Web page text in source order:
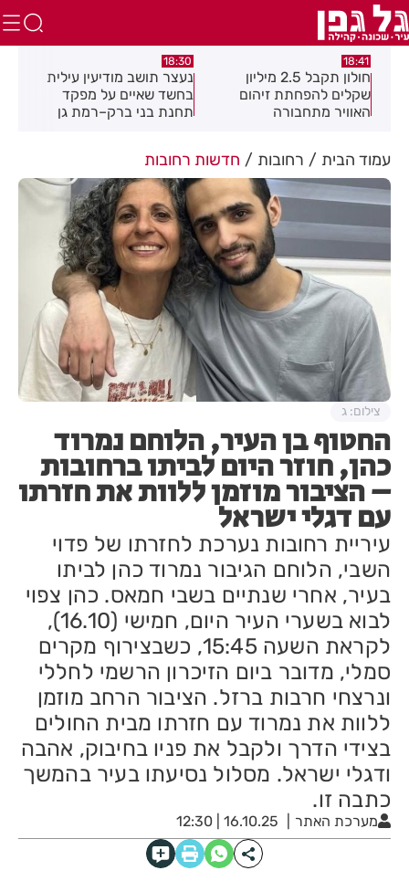
18:41
חולון תקבל 2.5 מיליון
שקלים להפחתת זיהום
האוויר מתחבורה
18:30
נעצר תושב מודיעין עילית
בחשד שאיים על מפקד
תחנת בני ברק–רמת גן
עמוד הבית רחובות חדשות רחובות
החטוף בן העיר, הלוחם נמרוד
כהן, חוזר היום לביתו ברחובות
– הציבור מוזמן ללוות את חזרתו
עם דגלי ישראל
עיריית רחובות נערכת לחזרתו של פדוי
השבי, הלוחם הגיבור נמרוד כהן לביתו
בעיר, אחרי שנתיים בשבי חמאס. כהן צפוי
לבוא בשערי העיר היום, חמישי (16.10),
לקראת השעה 15:45, כשבצירוף מקרים
סמלי, מדובר ביום הזיכרון הרשמי לחללי
ונרצחי חרבות ברזל. הציבור הרחב מוזמן
ללוות את נמרוד עם חזרתו מבית החולים
בצידי הדרך ולקבל את פניו בחיבוק, אהבה
ודגלי ישראל. מסלול נסיעתו בעיר בהמשך
כתבה זו.
מערכת האתר 16.10.25 | 12:30
צילום: ג